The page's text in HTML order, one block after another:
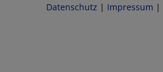
Datenschutz | Impressum |